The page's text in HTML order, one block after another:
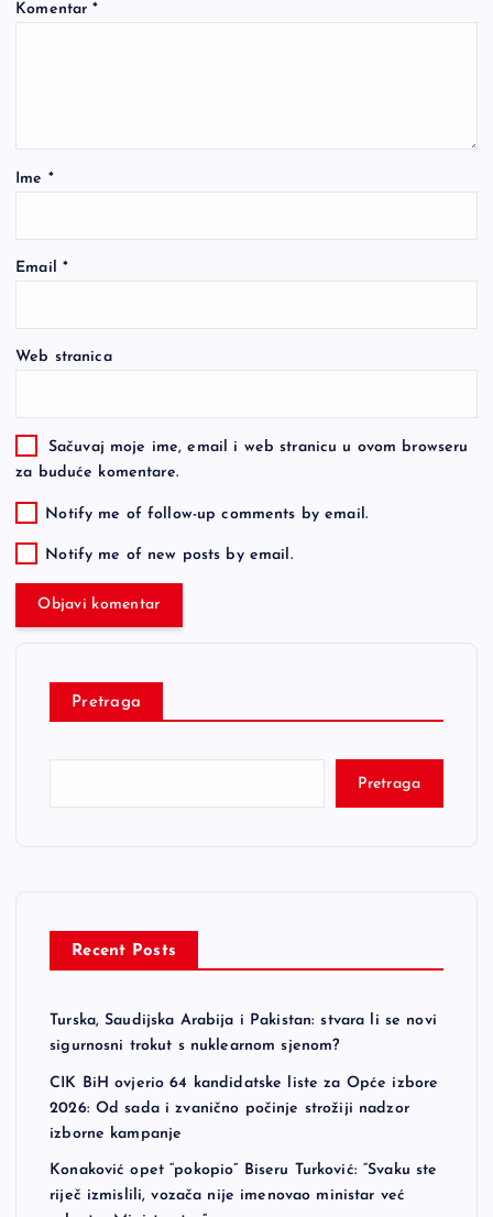
Komentar*
Ime *
Email *
Web stranica
Sačuvaj moje ime, email i web stranicu u ovom browseru
za buduće komentare.
Notify me of follow-up comments by email.
Notify me of new posts by email.
Pretraga
Pretraga
Recent Posts
Turska, Saudijska Arabija i Pakistan: stvara li se novi
sigurnosni trokut s nuklearnom sjenom?
CIK BiH ovjerio 64 kandidatske liste za Opće izbore
2026: Od sada i zvanično počinje strožiji nadzor
izborne kampanje
Konaković opet “pokopio” Biseru Turković: “Svaku ste
riječ izmislili, vozača nije imenovao ministar već